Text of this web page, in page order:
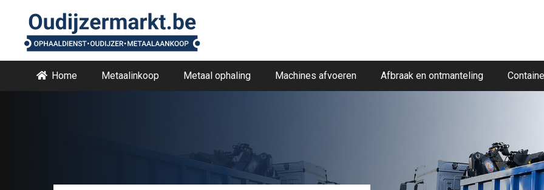
Home Metaalinkoop Metaal ophaling Machines afvoeren Afbraak en ontmanteling